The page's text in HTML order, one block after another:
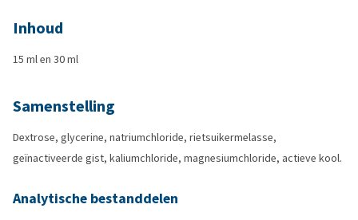
Inhoud
15 ml en 30 ml
Samenstelling
Dextrose, glycerine, natriumchloride, rietsuikermelasse,
geïnactiveerde gist, kaliumchloride, magnesiumchloride, actieve kool.
Analytische bestanddelen